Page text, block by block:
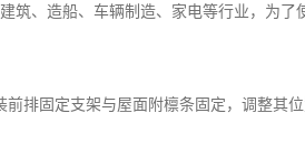
筑、造船、车辆制造、家电等行业，为
前排固定支架与屋面附檩条固定，调整其